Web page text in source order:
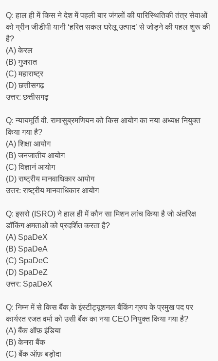
Q: हाल ही में किस ने देश में पहली बार जंगलों की पारिस्थितिकी तंत्र सेवाओं
को ग्रीन जीडीपी यानी ‘हरित सकल घरेलू उत्पाद’ से जोड़ने की पहल शुरू की
है?
(A) केरल
(B) गुजरात
(C) महाराष्ट्र
(D) छत्तीसगढ़
उत्तर: छत्तीसगढ़
Q: न्यायमूर्ति वी. रामासुब्रमणियन को किस आयोग का नया अध्यक्ष नियुक्त
किया गया है?
(A) शिक्षा आयोग
(B) जनजातीय आयोग
(C) विज्ञानं आयोग
(D) राष्ट्रीय मानवाधिकार आयोग
उत्तर: राष्ट्रीय मानवाधिकार आयोग
Q: इसरो (ISRO) ने हाल ही में कौन सा मिशन लांच किया है जो अंतरिक्ष
डॉकिंग क्षमताओं को प्रदर्शित करता है?
(A) SpaDeX
(B) SpaDeA
(C) SpaDeC
(D) SpaDeZ
उत्तर: SpaDeX
Q: निम्न में से किस बैंक के इंस्टीट्यूशनल बैंकिंग ग्रुप के प्रमुख पद पर
कार्यरत रजत वर्मा को उसी बैंक का नया CEO नियुक्त किया गया है?
(A) बैंक ऑफ़ इंडिया
(B) केनरा बैंक
(C) बैंक ऑफ़ बड़ोदा